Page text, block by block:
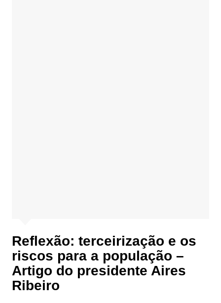
Reflexão: terceirização e os
riscos para a população –
Artigo do presidente Aires
Ribeiro